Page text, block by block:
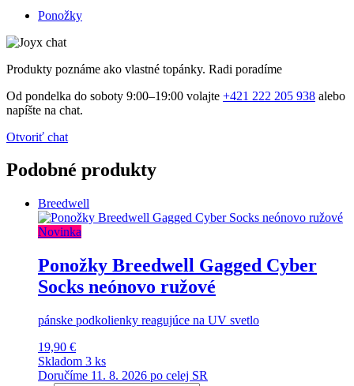
Ponožky
Produkty poznáme ako vlastné topánky. Radi poradíme
Od pondelka do soboty 9:00–19:00 volajte +421 222 205 938 alebo
napíšte na chat.
Otvoriť chat
Podobné produkty
Breedwell
Novinka
Ponožky Breedwell Gagged Cyber
Socks neónovo ružové
pánske podkolienky reagujúce na UV svetlo
19,90 €
Skladom 3 ks
Doručíme 11. 8. 2026 po celej SR